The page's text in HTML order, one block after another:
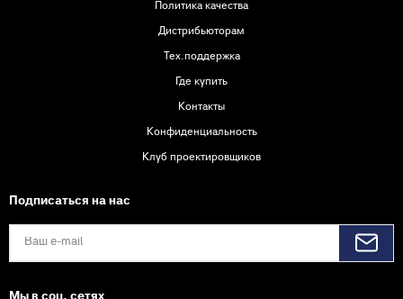
Политика качества
Дистрибьюторам
Тех.поддержка
Где купить
Контакты
Конфиденциальность
Клуб проектировщиков
Подписаться на нас